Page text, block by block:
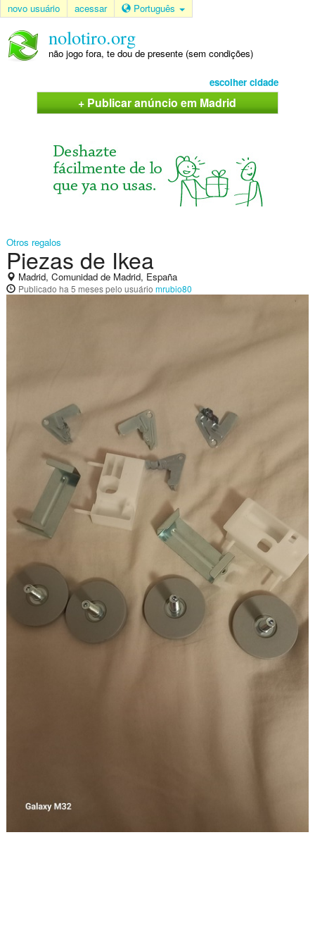
novo usuário acessar Português
nolotiro.org
não jogo fora, te dou de presente (sem condições)
escolher cidade
+ Publicar anúncio em Madrid
Otros regalos
Piezas de Ikea
Madrid, Comunidad de Madrid, España
Publicado ha 5 mesespelo usuário mrubio80